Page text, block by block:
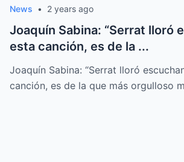
News • 2 years ago
Joaquín Sabina: “Serrat lloró
esta canción, es de la ...
Joaquín Sabina: “Serrat lloró
canción, es de la que más orgulloso